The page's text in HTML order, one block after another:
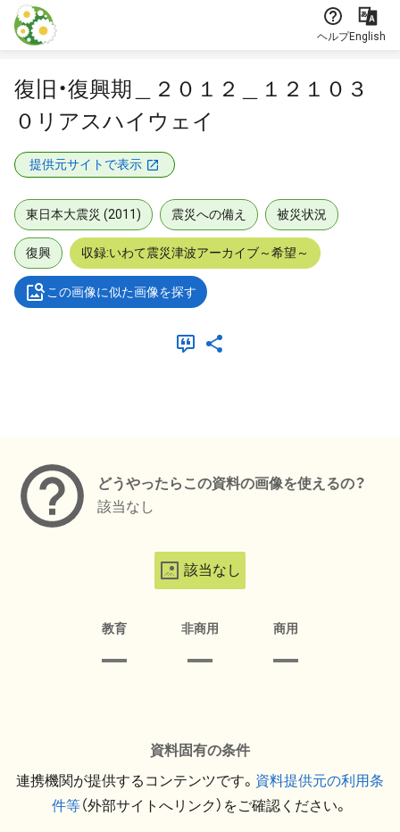
本文に飛ぶ
ヘルプEnglish
復旧・復興期＿２０１２＿１２１０３
０リアスハイウェイ
提供元サイトで表示
東日本大震災 (2011) 震災への備え 被災状況
復興 収録:いわて震災津波アーカイブ～希望～
この画像に似た画像を探す
どうやったらこの資料の画像を使えるの？
該当なし
該当なし
教育 非商用 商用
資料固有の条件
連携機関が提供するコンテンツです。 資料提供元の利用条
件等（外部サイトへリンク）をご確認ください。